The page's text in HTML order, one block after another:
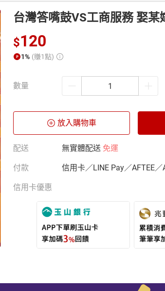
台灣答嘴鼓VS工商服務 娶某
$120
1% (賺1點)
數量
放入購物車
配送 無實體配送 免運
付款 信用卡／LINE Pay／AFTEE／
信用卡優惠